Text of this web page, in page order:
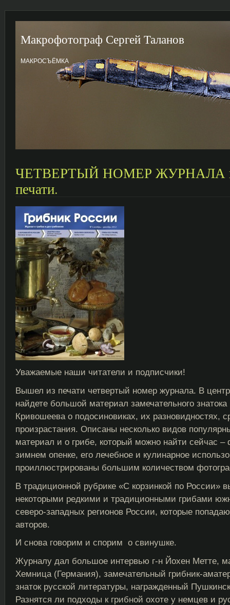
Макрофотограф Сергей Таланов
МАКРОСЪЁМКА
ЧЕТВЕРТЫЙ НОМЕР ЖУРНАЛА
печати.
Уважаемые наши читатели и подписчики!
Вышел из печати четвертый номер журнала. В
найдете большой материал замечательного
Кривошеева о подосиновиках, их разновидностях,
произрастания. Описаны несколько видов
материал и о грибе, который можно найти сейчас
зимнем опенке, его лечебное и кулинарное
проиллюстрированы большим количеством
В традиционной рубрике «С корзинкой по России»
некоторыми редкими и традиционными грибами
северо-западных регионов России, которые
авторов.
И снова говорим и спорим о свинушке.
Журналу дал большое интервью г-н Йохен Метте,
Хемница (Германия), замечательный грибник-
знаток русской литературы, награжденный
Разнятся ли подходы к грибной охоте у немцев и